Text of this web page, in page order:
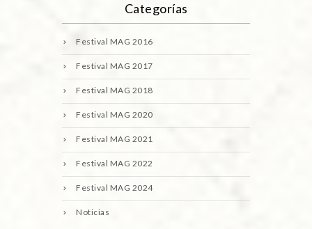
Categorías
Festival MAG 2016
Festival MAG 2017
Festival MAG 2018
Festival MAG 2020
Festival MAG 2021
Festival MAG 2022
Festival MAG 2024
Noticias